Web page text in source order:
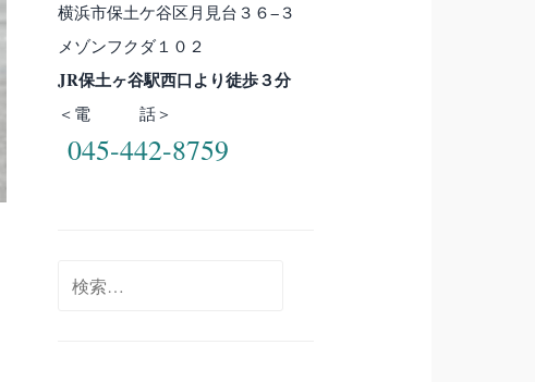
横浜市保土ケ谷区月見台３６−３
メゾンフクダ１０２
JR保土ヶ谷駅西口より徒歩３分
＜電 話＞
045-442-8759